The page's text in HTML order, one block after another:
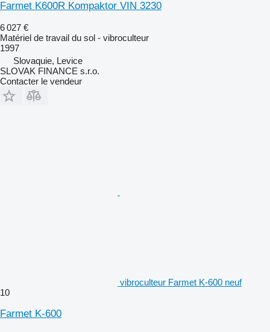
Farmet K600R Kompaktor VIN 3230
6 027 €
Matériel de travail du sol - vibroculteur
1997
Slovaquie, Levice
SLOVAK FINANCE s.r.o.
Contacter le vendeur
vibroculteur Farmet K-600 neuf
10
Farmet K-600